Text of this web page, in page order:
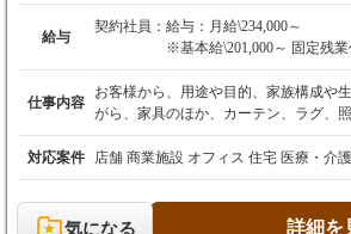
給与
契約社員： 給与：月給\234,000～
※基本給\201,000～ 固定残
間10.0時間分）/月等を含む
※別途住宅手当（会社規定
14,000円以上）を支給いた
・通勤手当（会社規定に基
・残業手当（上記固定残業
仕事内容
お客様から、用途や目的、家族構成や
がら、家具のほか、カーテン、ラグ、
な提案をするのが主な業務内容です。
特注家具のプランニング、CADを用い
す。 配属部署により具体的な業務は以下の通りです。 ・自社シ
ョップ及び百貨店内のインショップで
専門店等への卸売、売場提案等の販売
対応案件 店舗 商業施設 オフィス 住宅 医療・介
気になる 詳細を